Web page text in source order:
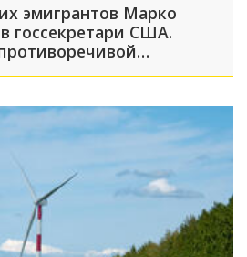
эмигрантов Марко
госсекретари США.
дипломата Америки